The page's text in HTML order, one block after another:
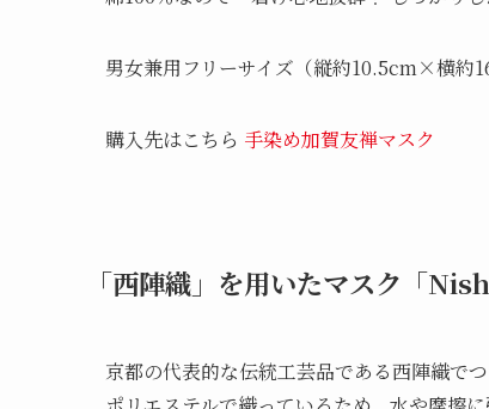
男女兼用フリーサイズ（縦約10.5cm×横約
購入先はこちら 手染め加賀友禅マスク
「西陣織」を用いたマスク「
京都の代表的な伝統工芸品である西陣織でつ